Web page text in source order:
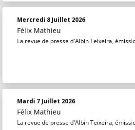
Mercredi 8 Juillet 2026
Félix Mathieu
La revue de presse d'Albin Teixeira,
Mardi 7 Juillet 2026
Félix Mathieu
La revue de presse d'Albin Teixeira,